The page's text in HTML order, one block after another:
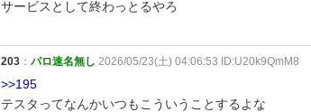
サービスとして終わっとるやろ
203 ： パロ速名無し 2026/05/23(土) 04:06:53 ID:U20k9QmM8
>>195
テスタってなんかいつもこういうことするよな